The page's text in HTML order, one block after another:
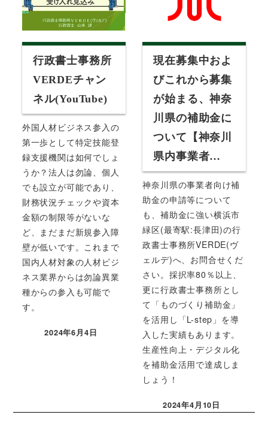
行政書士事務所
VERDEチャン
ネル(YouTube)
外国人材ビジネス参入の
第一歩として特定技能登
録支援機関は如何でしょ
うか？法人は勿論、個人
でも設立が可能であり、
財務状況チェックや資本
金額の制限等がないな
ど、まだまだ新規参入障
壁が低いです。これまで
国内人材対象の人材ビジ
ネス業界からは勿論異業
種からの参入も可能で
す。
投稿日
2024年6月4日
現在募集中およ
びこれから募集
が始まる、神奈
川県の補助金に
ついて【神奈川
県内事業者…
神奈川県の事業者向け補
助金の申請等について
も、補助金に強い横浜市
緑区(最寄駅:長津田)の行
政書士事務所VERDE(ヴ
ェルデ)へ、お問合せくだ
さい。採択率80％以上、
更に行政書士事務所とし
て「ものづくり補助金」
を活用し「L-step」を導
入した実績もあります。
生産性向上・デジタル化
を補助金活用で達成しま
しょう！
投稿日
2024年4月10日